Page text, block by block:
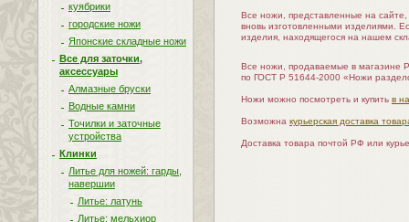
куябрики
городские ножи
Японские складные ножи
Все для заточки,
аксессуары
Алмазные бруски
Водные камни
Точилки и заточные
устройства
Клинки
Литье для ножей: гарды,
навершии
Литье: латунь
Литье: мельхиор
Все ножи, представленные на
вновь изготовленными изделиями.
изделия, находящегося на нашем
Все ножи, продаваемые в магазине
по ГОСТ Р 51644-2000 «Ножи
Ножи можно посмотреть и купить в
Возможна курьерская доставка
Доставка товара почтой РФ или